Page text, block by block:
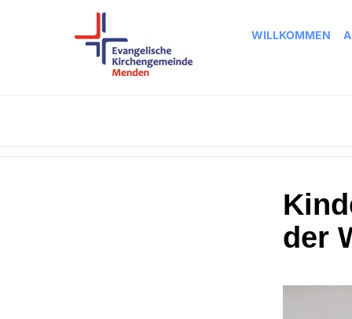
WILLKOMMEN
der